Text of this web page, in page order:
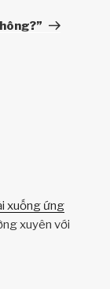
xuống ứng
xuyên với